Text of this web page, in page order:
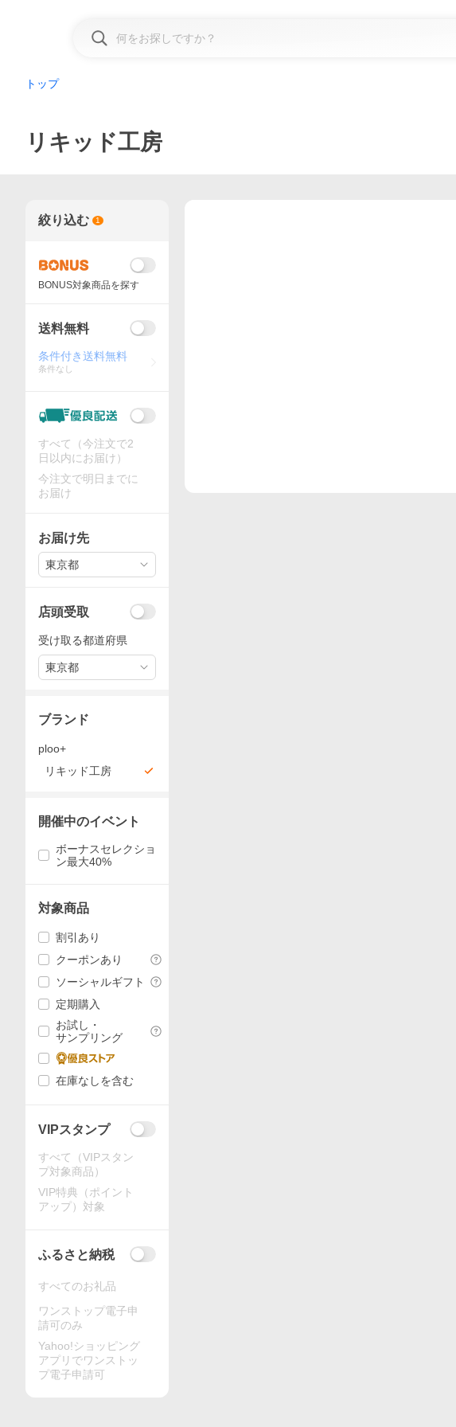
トップ
リキッド工房
絞り込む 1
BONUS対象商品を探す
送料無料
条件付き送料無料
条件なし
すべて（今注文で2
日以内にお届け）
今注文で明日までに
お届け
お届け先
東京都
店頭受取
受け取る都道府県
東京都
ブランド
ploo+
リキッド工房
開催中のイベント
ボーナスセレクショ
ン最大40%
対象商品
割引あり
クーポンあり
ソーシャルギフト
定期購入
お試し・
サンプリング
在庫なしを含む
VIPスタンプ
すべて（VIPスタン
プ対象商品）
VIP特典（ポイント
アップ）対象
ふるさと納税
すべてのお礼品
ワンストップ電子申
請可のみ
Yahoo!ショッピング
アプリでワンストッ
プ電子申請可